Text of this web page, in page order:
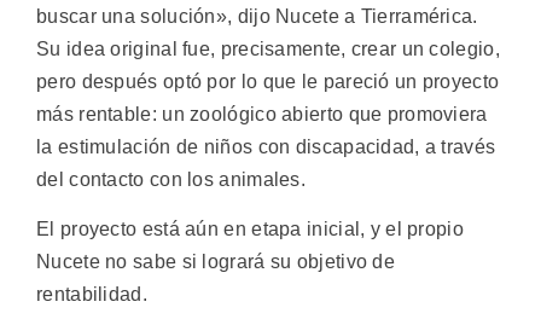
buscar una solución», dijo Nucete a Tierramérica.
Su idea original fue, precisamente, crear un colegio,
pero después optó por lo que le pareció un proyecto
más rentable: un zoológico abierto que promoviera
la estimulación de niños con discapacidad, a través
del contacto con los animales.
El proyecto está aún en etapa inicial, y el propio
Nucete no sabe si logrará su objetivo de
rentabilidad.